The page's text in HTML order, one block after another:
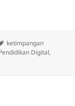
Tags
ketimpangan
Digital,